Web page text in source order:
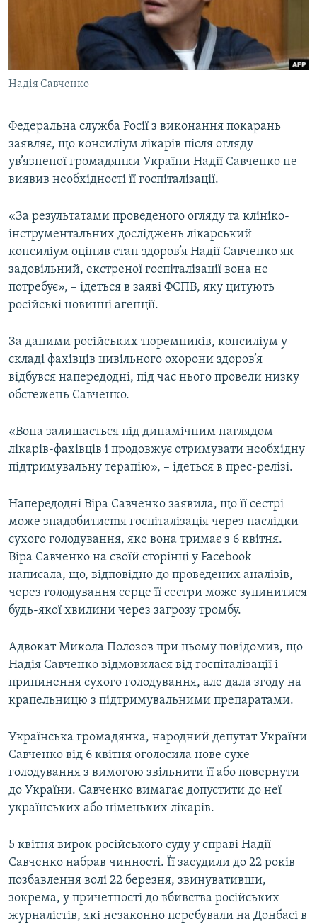
ВІДЕОУРОКИ «ELIFBE»
СВІДЧЕННЯ ОКУПАЦІЇ
УКРАЇНСЬКА ПРОБЛЕМА КРИМУ
ІНФОГРАФІКА
ДОЛУЧАЙСЯ!
Усі сайти RFE/RL
Надія Савченко
Федеральна служба Росії з виконання покарань
заявляє, що консиліум лікарів після огляду
ув’язненої громадянки України Надії Савченко не
виявив необхідності її госпіталізації.
«За результатами проведеного огляду та клініко-
інструментальних досліджень лікарський
консиліум оцінив стан здоров’я Надії Савченко як
задовільний, екстреної госпіталізації вона не
потребує», – ідеться в заяві ФСПВ, яку цитують
російські новинні агенції.
За даними російських тюремників, консиліум у
складі фахівців цивільного охорони здоров’я
відбувся напередодні, під час нього провели низку
обстежень Савченко.
«Вона залишається під динамічним наглядом
лікарів-фахівців і продовжує отримувати необхідну
підтримувальну терапію», – ідеться в прес-релізі.
Напередодні Віра Савченко заявила, що її сестрі
може знадобитисmя госпіталізація через наслідки
сухого голодування, яке вона тримає з 6 квітня.
Віра Савченко на своїй сторінці у Facebook
написала, що, відповідно до проведених аналізів,
через голодування серце її сестри може зупинитися
будь-якої хвилини через загрозу тромбу.
Адвокат Микола Полозов при цьому повідомив, що
Надія Савченко відмовилася від госпіталізації і
припинення сухого голодування, але дала згоду на
крапельницю з підтримувальними препаратами.
Українська громадянка, народний депутат України
Савченко від 6 квітня оголосила нове сухе
голодування з вимогою звільнити її або повернути
до України. Савченко вимагає допустити до неї
українських або німецьких лікарів.
5 квітня вирок російського суду у справі Надії
Савченко набрав чинності. Її засудили до 22 років
позбавлення волі 22 березня, звинувативши,
зокрема, у причетності до вбивства російських
журналістів, які незаконно перебували на Донбасі в